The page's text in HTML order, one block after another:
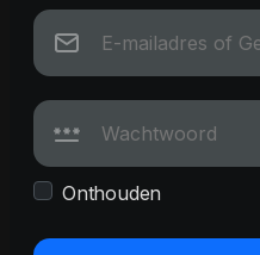
Onthouden